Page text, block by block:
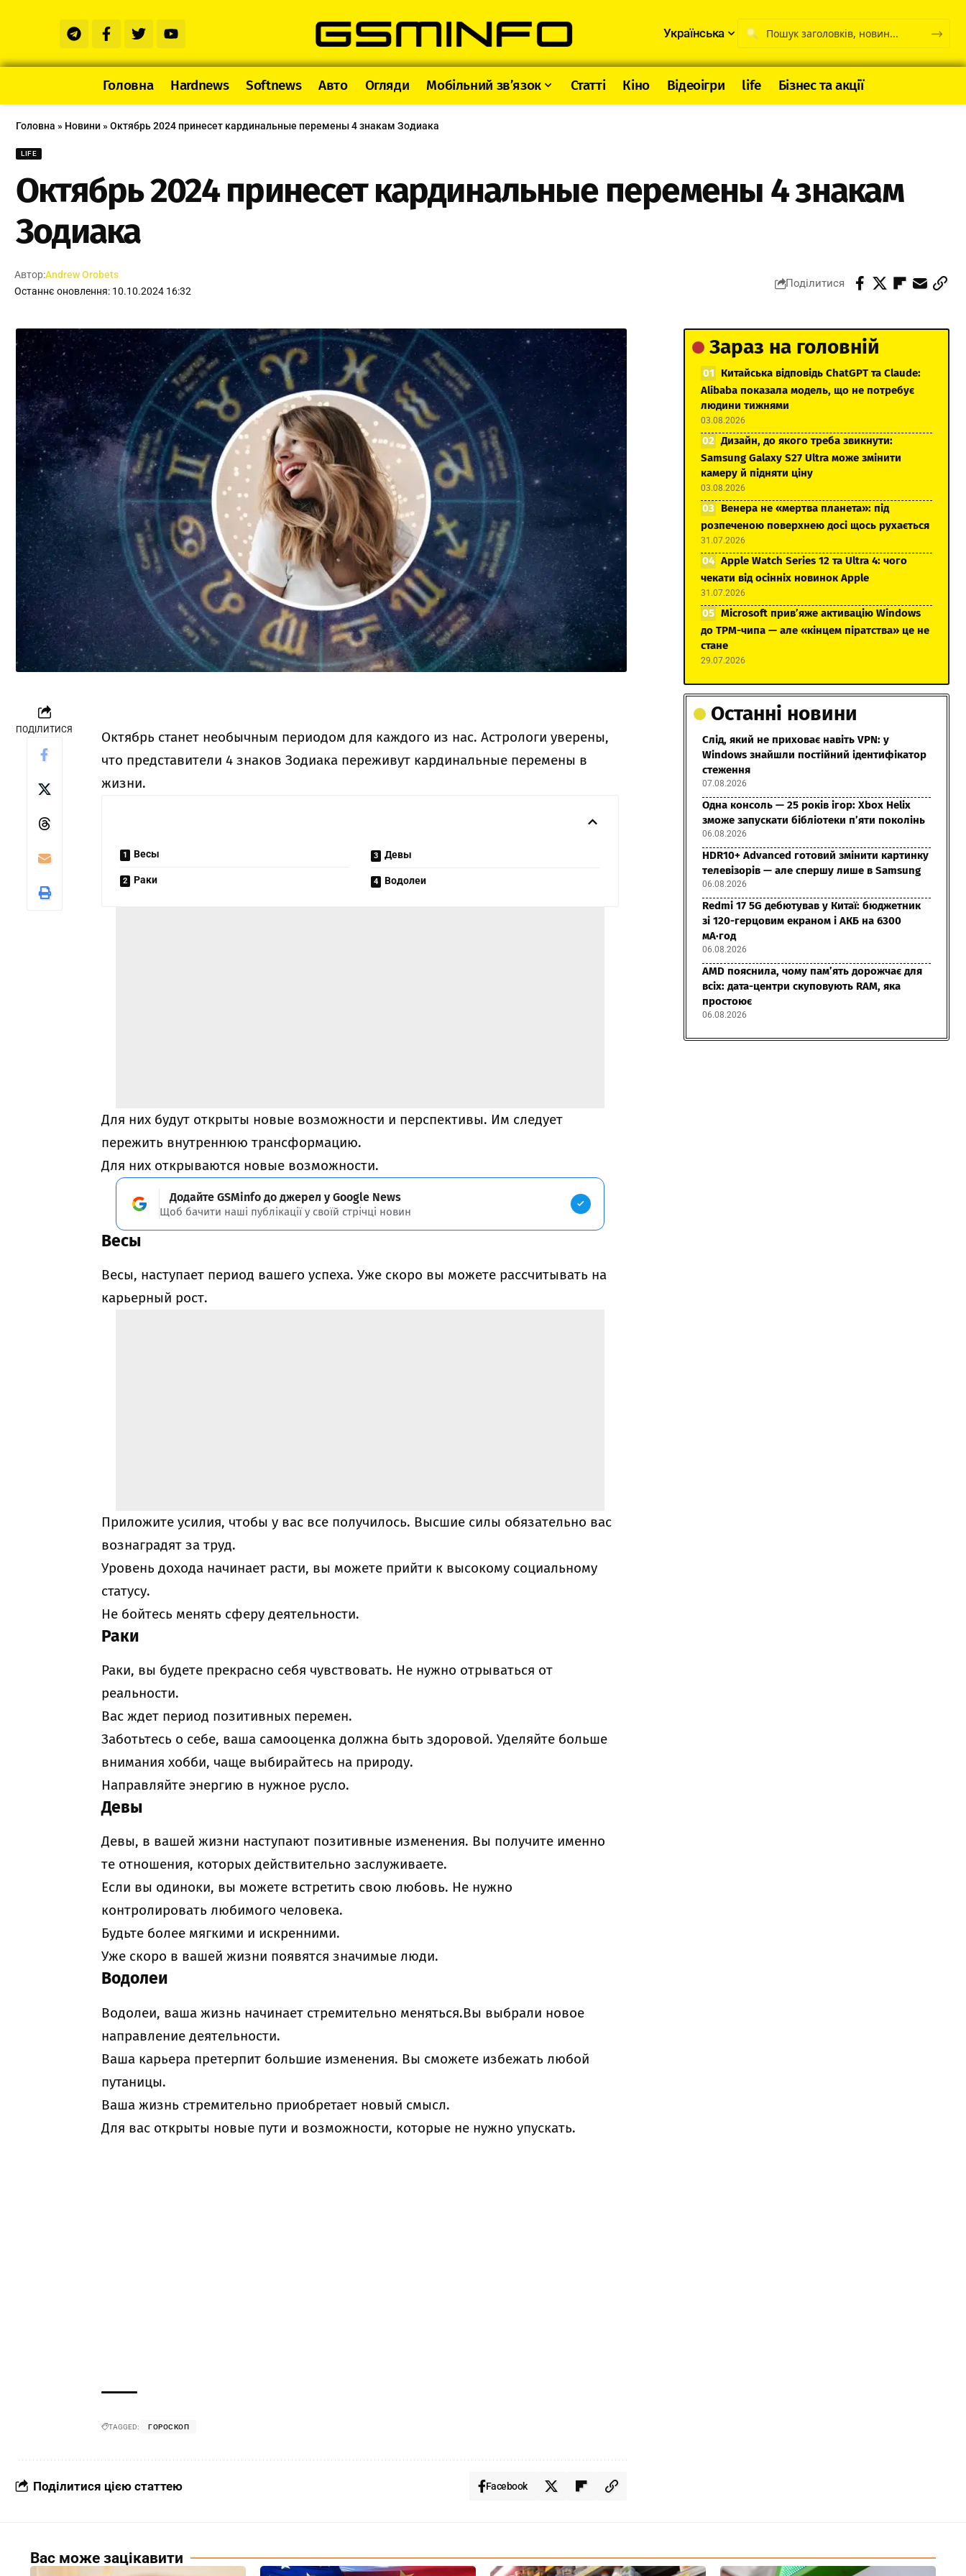
Українська
Головна Hardnews Softnews Авто Огляди Мобільний зв’язок Статті Кіно Відеоігри life Бізнес та акції
Головна » Новини»Октябрь 2024 принесет кардинальные перемены 4 знакам Зодиака
LIFE
Октябрь 2024 принесет кардинальные перемены 4 знакам
Зодиака
Останнє оновлення: 10.10.2024 16:32
Автор:Andrew Orobets
Поділитися
ПОДІЛИТИСЯ
Октябрь станет необычным периодом для каждого из нас. Астрологи уверены,
что представители 4 знаков Зодиака переживут кардинальные перемены в
жизни.
Весы
Раки
Девы
Водолеи
Для них будут открыты новые возможности и перспективы. Им следует
пережить внутреннюю трансформацию.
Для них открываются новые возможности.
Додайте GSMinfo до джерел у Google News
Щоб бачити наші публікації у своїй стрічці новин
Весы
Весы, наступает период вашего успеха. Уже скоро вы можете рассчитывать на
карьерный рост.
Приложите усилия, чтобы у вас все получилось. Высшие силы обязательно вас
вознаградят за труд.
Уровень дохода начинает расти, вы можете прийти к высокому социальному
статусу.
Не бойтесь менять сферу деятельности.
Раки
Раки, вы будете прекрасно себя чувствовать. Не нужно отрываться от
реальности.
Вас ждет период позитивных перемен.
Заботьтесь о себе, ваша самооценка должна быть здоровой. Уделяйте больше
внимания хобби, чаще выбирайтесь на природу.
Направляйте энергию в нужное русло.
Девы
Девы, в вашей жизни наступают позитивные изменения. Вы получите именно
те отношения, которых действительно заслуживаете.
Если вы одиноки, вы можете встретить свою любовь. Не нужно
контролировать любимого человека.
Будьте более мягкими и искренними.
Уже скоро в вашей жизни появятся значимые люди.
Водолеи
Водолеи, ваша жизнь начинает стремительно меняться.Вы выбрали новое
направление деятельности.
Ваша карьера претерпит большие изменения. Вы сможете избежать любой
путаницы.
Ваша жизнь стремительно приобретает новый смысл.
Для вас открыты новые пути и возможности, которые не нужно упускать.
TAGGED: ГОРОСКОП
Поділитися цією статтею Facebook
Зараз на головній
Китайська відповідь ChatGPT та Claude:
Alibaba показала модель, що не потребує
людини тижнями
03.08.2026
Дизайн, до якого треба звикнути:
Samsung Galaxy S27 Ultra може змінити
камеру й підняти ціну
03.08.2026
Венера не «мертва планета»: під
розпеченою поверхнею досі щось рухається
31.07.2026
Apple Watch Series 12 та Ultra 4: чого
чекати від осінніх новинок Apple
31.07.2026
Microsoft прив’яже активацію Windows
до TPM-чипа — але «кінцем піратства» це не
стане
29.07.2026
Останні новини
Слід, який не приховає навіть VPN: у
Windows знайшли постійний ідентифікатор
стеження
07.08.2026
Одна консоль — 25 років ігор: Xbox Helix
зможе запускати бібліотеки п’яти поколінь
06.08.2026
HDR10+ Advanced готовий змінити картинку
телевізорів — але спершу лише в Samsung
06.08.2026
Redmi 17 5G дебютував у Китаї: бюджетник
зі 120-герцовим екраном і АКБ на 6300
мА·год
06.08.2026
AMD пояснила, чому пам’ять дорожчає для
всіх: дата-центри скуповують RAM, яка
простоює
06.08.2026
Вас може зацікавити